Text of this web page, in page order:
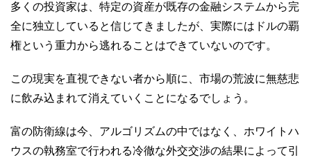
多くの投資家は、特定の資産が既存の金融システムから完
全に独立していると信じてきましたが、実際にはドルの覇
権という重力から逃れることはできていないのです。
この現実を直視できない者から順に、市場の荒波に無慈悲
に飲み込まれて消えていくことになるでしょう。
富の防衛線は今、アルゴリズムの中ではなく、ホワイトハ
ウスの執務室で行われる冷徹な外交交渉の結果によって引